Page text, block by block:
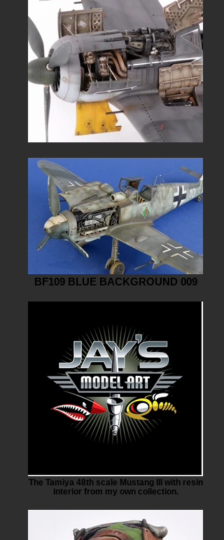
BF109 BLUE BACKGROUND 009
The Tamiya 48th scale Mustang III with resin
interior from my own collection.